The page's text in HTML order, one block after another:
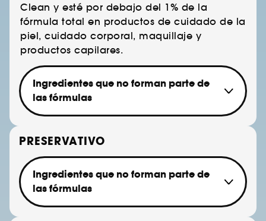
Clean y esté por debajo del 1% de la
fórmula total en productos de cuidado de la
piel, cuidado corporal, maquillaje y
productos capilares.
Ingredientes que no forman parte de
las fórmulas
Hexamethylindanopyran
Acetyl Hexamethyl Indan
PRESERVATIVO
Ingredientes que no forman parte de
las fórmulas